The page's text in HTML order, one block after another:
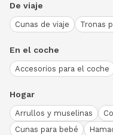
De viaje
Cunas de viaje Tronas
En el coche
Accesorios para el coche
Hogar
Arrullos y muselinas
Cunas para bebé